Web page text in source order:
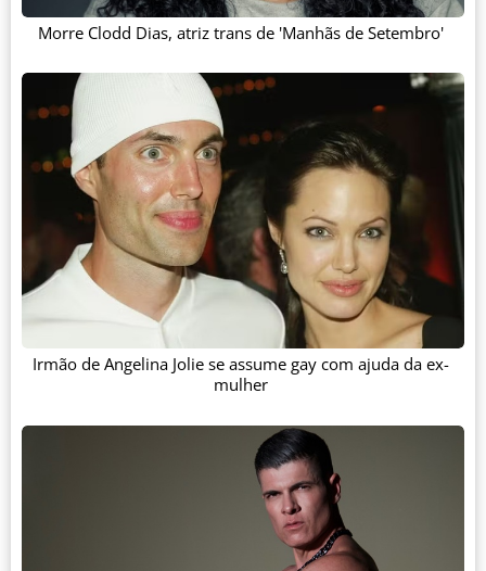
Morre Clodd Dias, atriz trans de 'Manhãs de Setembro'
Irmão de Angelina Jolie se assume gay com ajuda da ex-
mulher